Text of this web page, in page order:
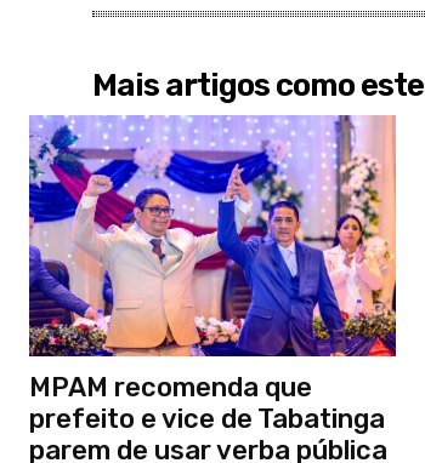
Mais artigos como este
MPAM recomenda que
prefeito e vice de Tabatinga
parem de usar verba pública